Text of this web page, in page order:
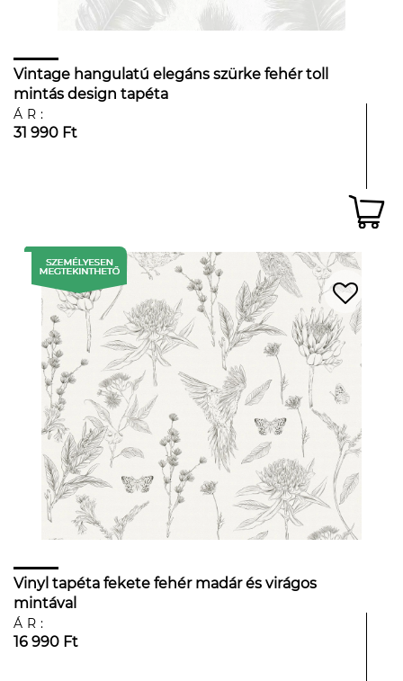
Vintage hangulatú elegáns szürke fehér toll
mintás design tapéta
ÁR:
31 990 Ft
Vinyl tapéta fekete fehér madár és virágos
mintával
ÁR:
16 990 Ft